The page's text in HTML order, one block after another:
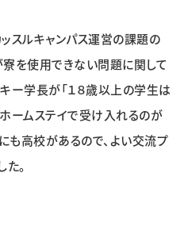
スルキャンパス運営の課題の
を使用できない問題に関して
ー学長が「１８歳以上の学生は
ームステイで受け入れるのが
も高校があるので、よい交流プ
。